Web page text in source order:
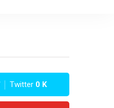
Twitter 0 K